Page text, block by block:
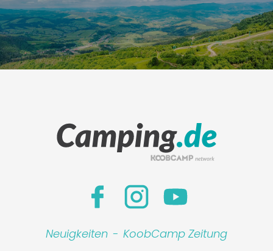
Neuigkeiten - KoobCamp Zeitung